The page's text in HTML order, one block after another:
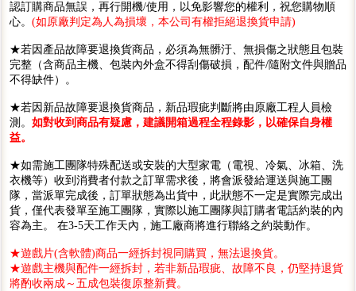
認訂購商品無誤，再行開機/使用，以免影響您的權利，祝您購物順
心。 (如原廠判定為人為損壞，本公司有權拒絕退換貨申請)
★若因產品故障要退換貨商品，必須為無髒汙、無損傷之狀態且包裝
完整（含商品主機、包裝內外盒不得刮傷破損，配件/隨附文件與贈品
不得缺件）。
★若因新品故障要退換貨商品，新品瑕疵判斷將由原廠工程人員檢
測。 如對收到商品有疑慮，建議開箱過程全程錄影，以確保自身權
益。
★如需施工團隊特殊配送或安裝的大型家電（電視、冷氣、冰箱、洗
衣機等）收到消費者付款之訂單需求後，將會派發給運送與施工團
隊，當派單完成後，訂單狀態為出貨中，此狀態不一定是實際完成出
貨，僅代表發單至施工團隊，實際以施工團隊與訂購者電話約裝的內
容為主。 在3-5天工作天內，施工廠商將進行聯絡之約裝動作。
★遊戲片(含軟體)商品一經拆封視同購買，無法退換貨。
★遊戲主機與配件一經拆封，若非新品瑕疵、故障不良，仍堅持退貨
將酌收兩成～五成包裝復原整新費。